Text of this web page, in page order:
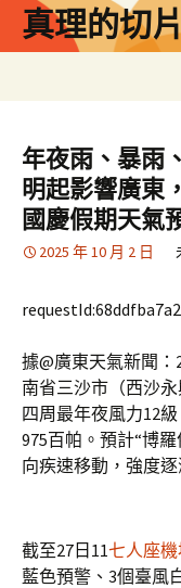
真理的切
年夜雨、暴雨
明起影響廣東
國慶假期天氣
2025 年 10 月 2 日
據@廣東天氣新聞
南省三沙市（西沙
四周最年夜風力12
975百帕。預計“博
向疾速移動，強度逐
截至27日11七人座
藍色預警、3個臺風